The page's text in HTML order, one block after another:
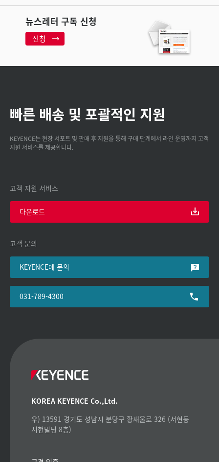
뉴스레터 구독 신청
신청
빠른 배송 및 포괄적인 지원
KEYENCE는 현장 서포트 및 판매 후 지원을 통해 구매 단계에서 라인 운영까지 고객
지원 서비스를 제공합니다.
고객 지원 서비스
다운로드
고객 문의
KEYENCE에 문의
031-789-4300
KOREA KEYENCE Co.,Ltd.
우) 13591 경기도 성남시 분당구 황새울로 326 (서현동
서현빌딩 8층)